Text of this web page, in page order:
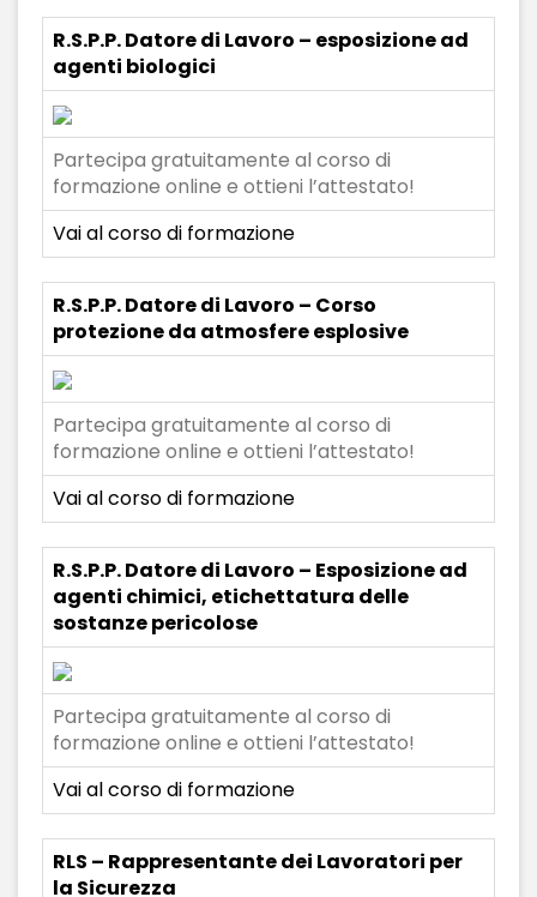
R.S.P.P. Datore di Lavoro – esposizione ad
agenti biologici
Partecipa gratuitamente al corso di
formazione online e ottieni l’attestato!
Vai al corso di formazione
R.S.P.P. Datore di Lavoro – Corso
protezione da atmosfere esplosive
Partecipa gratuitamente al corso di
formazione online e ottieni l’attestato!
Vai al corso di formazione
R.S.P.P. Datore di Lavoro – Esposizione ad
agenti chimici, etichettatura delle
sostanze pericolose
Partecipa gratuitamente al corso di
formazione online e ottieni l’attestato!
Vai al corso di formazione
RLS – Rappresentante dei Lavoratori per
la Sicurezza